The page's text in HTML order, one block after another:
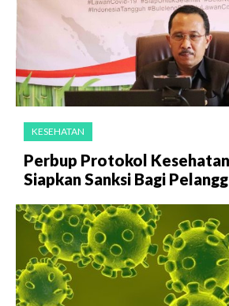
KESEHATAN
Perbup Protokol
Siapkan Sanksi Bagi